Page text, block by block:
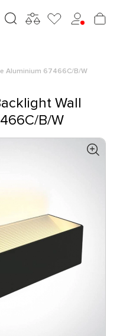
Aluminium 67466C/B/W
Wall
B/W